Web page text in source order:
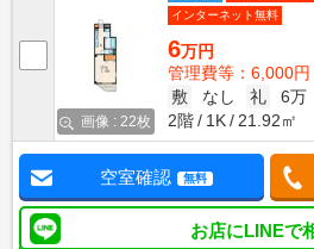
画像 : 22枚
インターネット無料
6万円
管理費等：6,000円
敷
なし 礼
6万
2階
1K 21.92㎡
空室確認 無料
お店にLINEで